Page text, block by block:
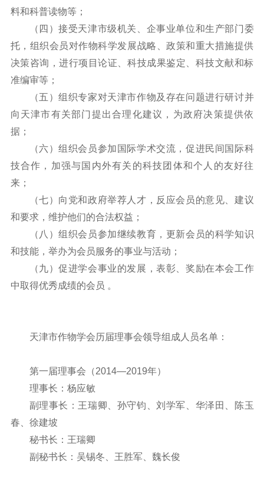
料和科普读物等；
（四）接受天津市级机关、企事业单位和生产部门委
托，组织会员对作物科学发展战略、政策和重大措施提供
决策咨询，进行项目论证、科技成果鉴定、科技文献和标
准编审等；
（五）组织专家对天津市作物及存在问题进行研讨并
向天津市有关部门提出合理化建议，为政府决策提供依
据；
（六）组织会员参加国际学术交流，促进民间国际科
技合作，加强与国内外有关的科技团体和个人的友好往
来；
（七）向党和政府举荐人才，反应会员的意见、建议
和要求，维护他们的合法权益；
（八）组织会员参加继续教育，更新会员的科学知识
和技能，举办为会员服务的事业与活动；
（九）促进学会事业的发展，表彰、奖励在本会工作
中取得优秀成绩的会员 。
天津市作物学会历届理事会领导组成人员名单：
第一届理事会（2014—2019年）
理事长：杨应敏
副理事长：王瑞卿、孙守钧、刘学军、华泽田、陈玉
春、徐建坡
秘书长：王瑞卿
副秘书长：吴锡冬、王胜军、魏长俊